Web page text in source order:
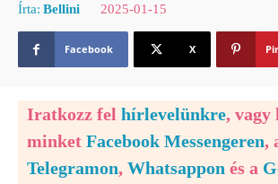
Írta: Bellini 2025-01-15
Facebook X
Iratkozz fel hírlevelünkre, vagy
minket Facebook Messengeren,
Telegramon, Whatsappon és a